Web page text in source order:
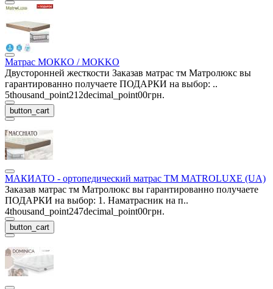
Матрас МОККО / MOKKO
Двусторонней жесткости Заказав матрас тм Матролюкс вы
гарантированно получаете ПОДАРКИ на выбор: ..
5thousand_point212decimal_point00грн.
button_cart
МАКИАТО - ортопедический матрас ТМ MATROLUXE (UA)
Заказав матрас тм Матролюкс вы гарантированно получаете
ПОДАРКИ на выбор: 1. Наматрасник на п..
4thousand_point247decimal_point00грн.
button_cart